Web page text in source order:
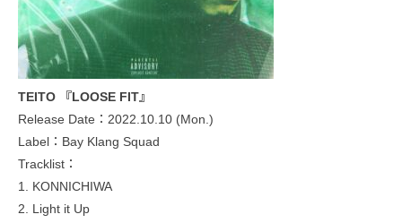
TEITO 『LOOSE FIT』
Release Date：2022.10.10 (Mon.)
Label：Bay Klang Squad
Tracklist：
1. KONNICHIWA
2. Light it Up